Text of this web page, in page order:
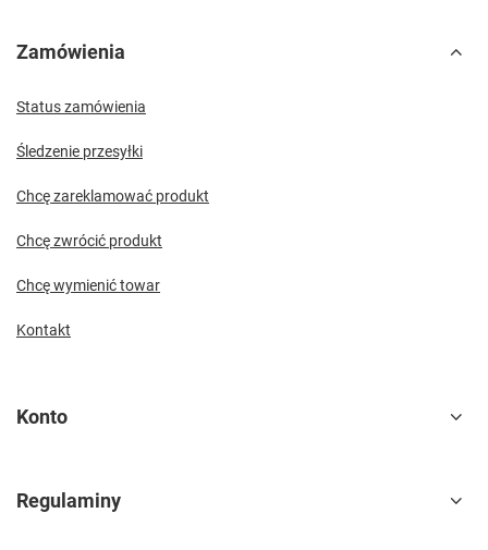
Zamówienia
Status zamówienia
Śledzenie przesyłki
Chcę zareklamować produkt
Chcę zwrócić produkt
Chcę wymienić towar
Kontakt
Konto
Regulaminy